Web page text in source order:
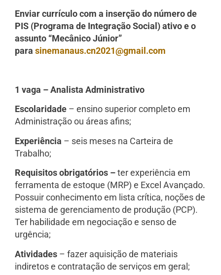
Enviar currículo com a inserção do número de
PIS (Programa de Integração Social) ativo e o
assunto “Mecânico Júnior”
para sinemanaus.cn2021@gmail.com
1 vaga – Analista Administrativo
Escolaridade – ensino superior completo em
Administração ou áreas afins;
Experiência – seis meses na Carteira de
Trabalho;
Requisitos obrigatórios –ter experiência em
ferramenta de estoque (MRP) e Excel Avançado.
Possuir conhecimento em lista crítica, noções de
sistema de gerenciamento de produção (PCP).
Ter habilidade em negociação e senso de
urgência;
Atividades – fazer aquisição de materiais
indiretos e contratação de serviços em geral;